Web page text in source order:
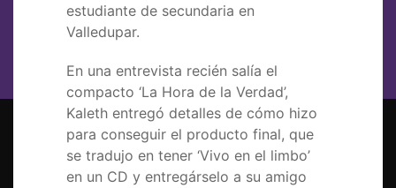
Kaleth Morales como un Backstreet
Boys: nace una estrella
estudiante de secundaria en
Valledupar.
En una entrevista recién salía el
compacto ‘La Hora de la Verdad’,
Kaleth entregó detalles de cómo hizo
para conseguir el producto final, que
se tradujo en tener ‘Vivo en el limbo’
en un CD y entregárselo a su amigo